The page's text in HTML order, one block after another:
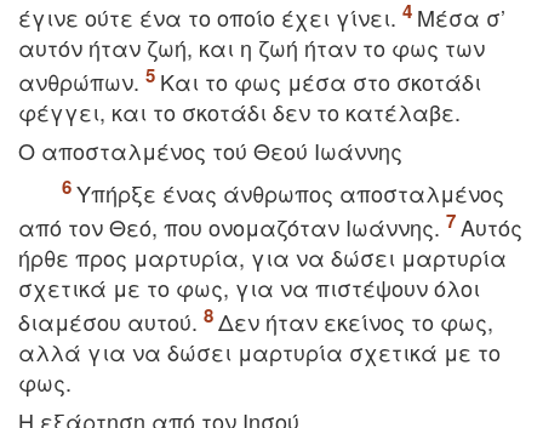
έγινε ούτε ένα το οποίο έχει γίνει.
Mέσα σ’
αυτόν ήταν ζωή, και η ζωή ήταν το φως των
ανθρώπων.
Kαι το φως μέσα στο σκοτάδι
φέγγει, και το σκοτάδι δεν το κατέλαβε.
O αποσταλμένος τού Θεού Iωάννης
Yπήρξε ένας άνθρωπος αποσταλμένος
από τον Θεό, που ονομαζόταν Iωάννης.
Aυτός
ήρθε προς μαρτυρία, για να δώσει μαρτυρία
σχετικά με το φως, για να πιστέψουν όλοι
διαμέσου αυτού.
Δεν ήταν εκείνος το φως,
αλλά για να δώσει μαρτυρία σχετικά με το
φως.
H εξάρτηση από τον Iησού